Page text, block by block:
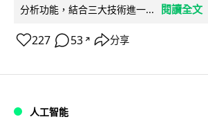
分析功能，結合三大技術進一...
閱讀全文
227 53 ↗ 分享
人工智能